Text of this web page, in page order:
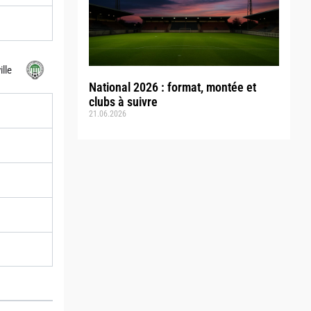
National 2026 : format, montée et
clubs à suivre
21.06.2026